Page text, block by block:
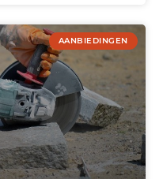
AANBIEDINGEN